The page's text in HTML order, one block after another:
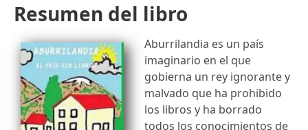
Resumen del libro
Aburrilandia es un país
imaginario en el que
gobierna un rey ignorante y
malvado que ha prohibido
los libros y ha borrado
todos los conocimientos de